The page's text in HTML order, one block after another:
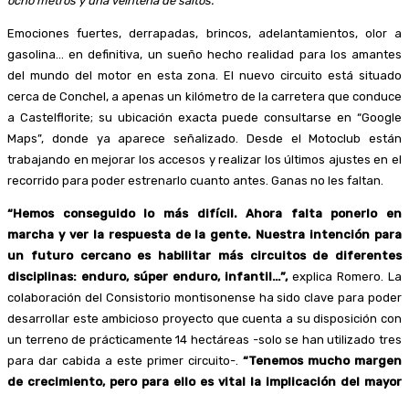
Emociones fuertes, derrapadas, brincos, adelantamientos, olor a
gasolina… en definitiva, un sueño hecho realidad para los amantes
del mundo del motor en esta zona. El nuevo circuito está situado
cerca de Conchel, a apenas un kilómetro de la carretera que conduce
a Castelflorite; su ubicación exacta puede consultarse en “Google
Maps”, donde ya aparece señalizado. Desde el Motoclub están
trabajando en mejorar los accesos y realizar los últimos ajustes en el
recorrido para poder estrenarlo cuanto antes. Ganas no les faltan.
“Hemos conseguido lo más difícil. Ahora falta ponerlo en
marcha y ver la respuesta de la gente. Nuestra intención para
un futuro cercano es habilitar más circuitos de diferentes
disciplinas: enduro, súper enduro, infantil…”,explica Romero. La
colaboración del Consistorio montisonense ha sido clave para poder
desarrollar este ambicioso proyecto que cuenta a su disposición con
un terreno de prácticamente 14 hectáreas -solo se han utilizado tres
para dar cabida a este primer circuito-. “Tenemos mucho margen
de crecimiento, pero para ello es vital la implicación del mayor